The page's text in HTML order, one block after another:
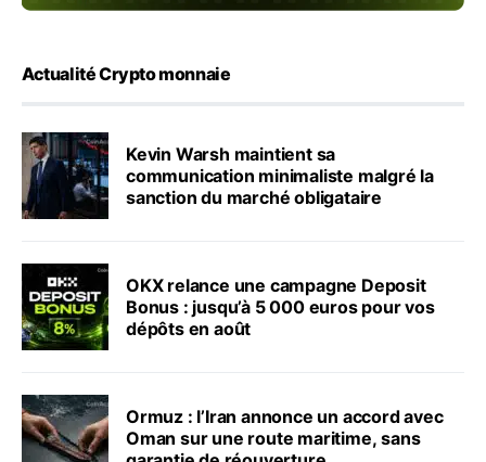
Actualité Crypto monnaie
Kevin Warsh maintient sa
communication minimaliste malgré la
sanction du marché obligataire
OKX relance une campagne Deposit
Bonus : jusqu’à 5 000 euros pour vos
dépôts en août
Ormuz : l’Iran annonce un accord avec
Oman sur une route maritime, sans